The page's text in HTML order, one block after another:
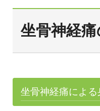
坐骨神経
坐骨神経痛によ